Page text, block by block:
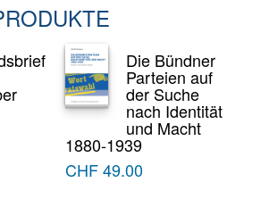
Die Bündner
Parteien auf
der Suche
nach Identität
und Macht
1880-1939
CHF49.00